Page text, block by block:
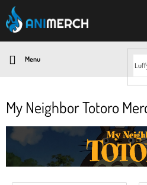
Přejít
na
obsah
My Neighbor Totoro